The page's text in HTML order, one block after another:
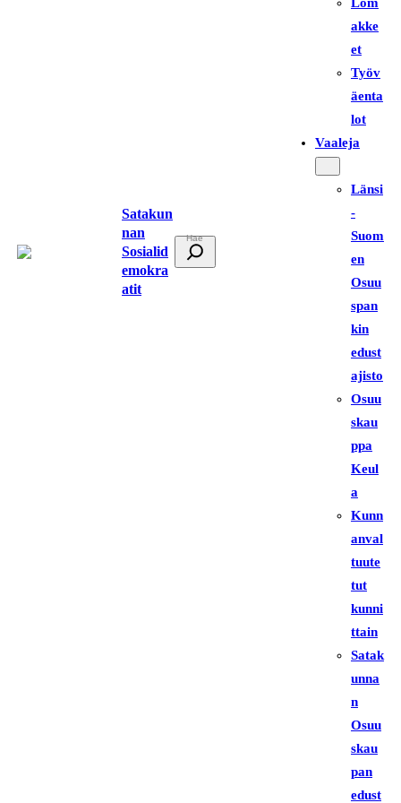
Satakun
nan
Sosialid
emokra
atit
t
akke
et
Työv
äenta
lot
Vaaleja
Länsi
-
Suom
en
Osuu
span
kin
edust
ajisto
Osuu
skau
ppa
Keul
a
Kunn
anval
tuute
tut
kunni
ttain
Satak
unna
n
Osuu
skau
pan
edust